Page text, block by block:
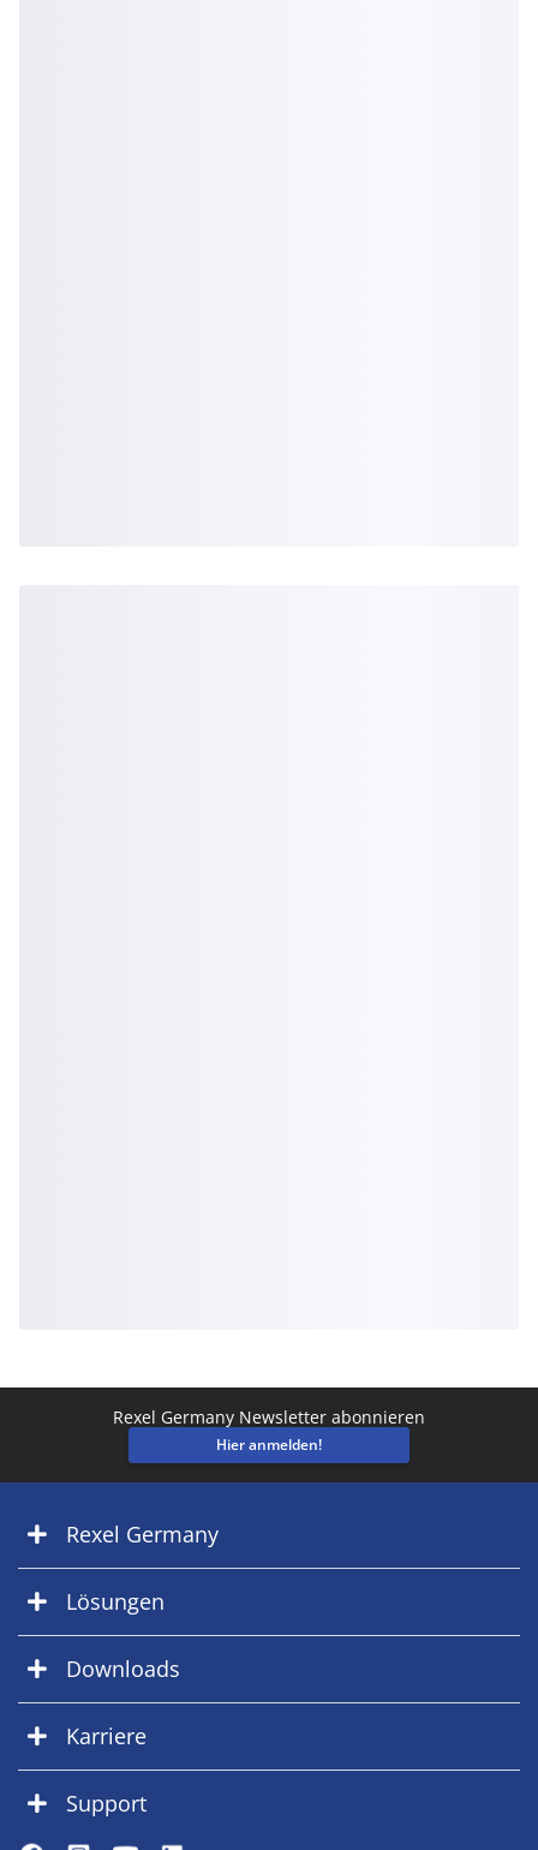
Rexel Germany Newsletter abonnieren
Hier anmelden!
Rexel Germany
Lösungen
Downloads
Karriere
Support